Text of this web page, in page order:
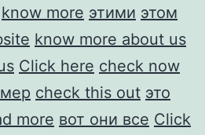
know more этими этом
know more about us
Click here check now
check this out это
more вот они все Click